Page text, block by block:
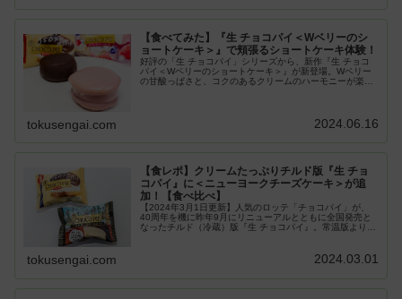
【食べてみた】『生 チョコパイ＜Wベリーのシ
ョートケーキ＞』で頬張るショートケーキ体験！
好評の「生 チョコパイ」シリーズから、新作『生 チョコ
パイ＜Wベリーのショートケーキ＞』が新登場。Wベリー
の甘酸っぱさと、コクのあるクリームのハーモニーが楽し
tokusengai.com 2024.06.16
【食レポ】クリームたっぷりチルド版『生 チョ
コパイ』に＜ニューヨークチーズケーキ＞が追
加！【食べ比べ】
【2024年3月1日更新】人気のロッテ「チョコパイ」が、
40周年を機に昨年9月にリニューアルとともに全国発売と
なったチルド（冷蔵）版『生 チョコパイ』。常温版よりも
tokusengai.com 2024.03.01